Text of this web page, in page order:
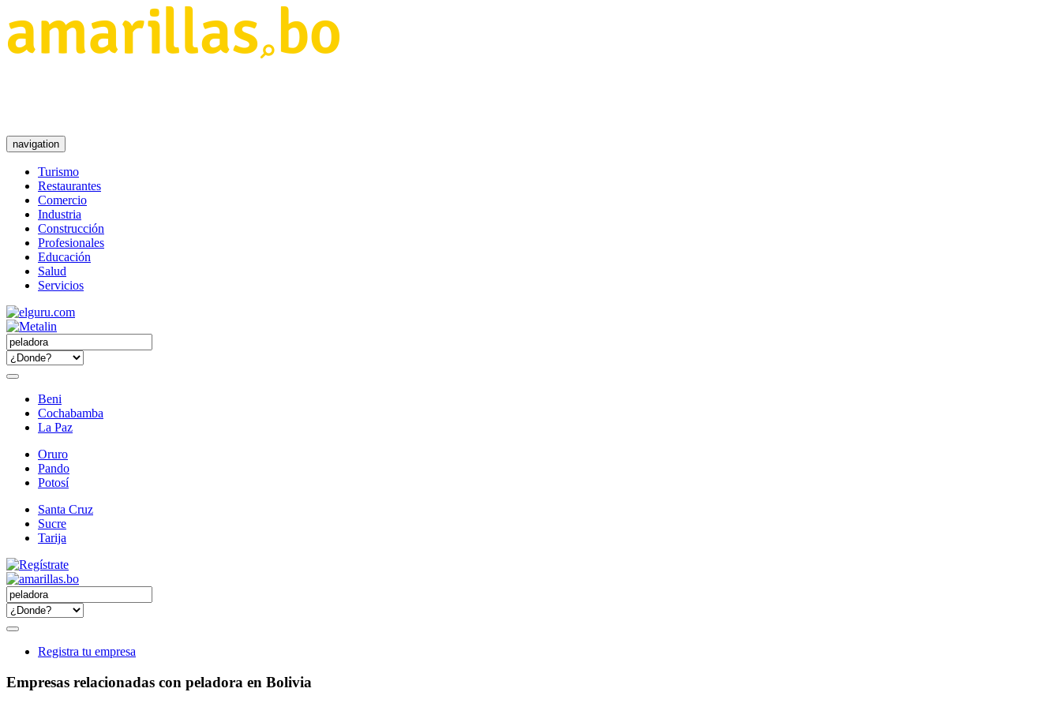
navigation
Turismo
Restaurantes
Comercio
Industria
Construcción
Profesionales
Educación
Salud
Servicios
Beni
Cochabamba
La Paz
Oruro
Pando
Potosí
Santa Cruz
Sucre
Tarija
Registra tu empresa
Empresas relacionadas con peladora en Bolivia